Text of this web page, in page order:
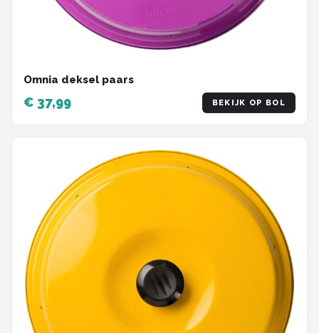
Omnia deksel paars
€ 37,99 BEKIJK OP BOL